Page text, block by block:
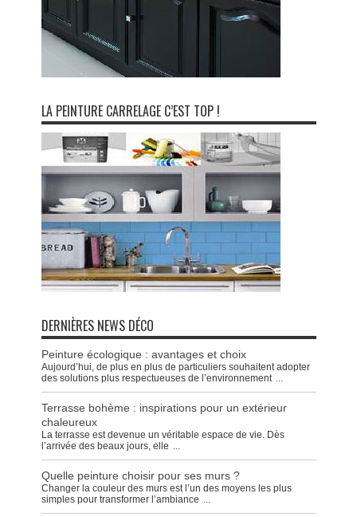
LA PEINTURE CARRELAGE C’EST TOP !
DERNIÈRES NEWS DÉCO
Peinture écologique : avantages et choix
Aujourd’hui, de plus en plus de particuliers souhaitent adopter
des solutions plus respectueuses de l’environnement ...
Terrasse bohème : inspirations pour un extérieur
chaleureux
La terrasse est devenue un véritable espace de vie. Dès
l’arrivée des beaux jours, elle ...
Quelle peinture choisir pour ses murs ?
Changer la couleur des murs est l’un des moyens les plus
simples pour transformer l’ambiance ...